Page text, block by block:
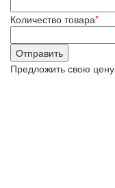
Количество товара*
Предложить свою цену